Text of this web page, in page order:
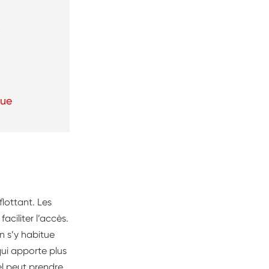
Les
l’accès.
s’y habitue
apporte plus